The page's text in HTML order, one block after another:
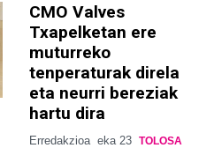
CMO Valves
Txapelketan ere
muturreko
tenperaturak direla
eta neurri bereziak
hartu dira
Erredakzioa eka 23 TOLOSA